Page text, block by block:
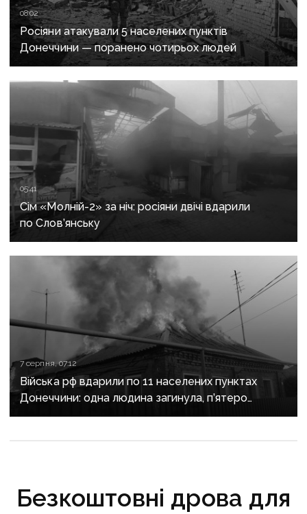
08:02
Росіяни атакували 5 населених пунктів
Донеччини — поранено чотирьох людей
05:41
Сім «Молній-2» за ніч: росіяни двічі вдарили
по Слов’янську
7 серпня, 07:12
Війська рф вдарили по 11 населених пунктах
Донеччини: одна людина загинула, п’ятеро
поранені
Безкоштовні дрова для